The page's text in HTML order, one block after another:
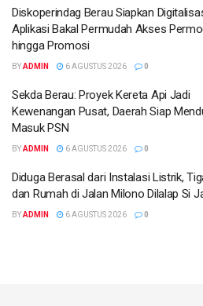
Diskoperindag Berau Siapkan
Aplikasi Bakal Permudah Akses
hingga Promosi
BYADMIN 6 AGUSTUS 2026 0
Sekda Berau: Proyek Kereta Api Jadi
Kewenangan Pusat, Daerah Siap
Masuk PSN
BYADMIN 6 AGUSTUS 2026 0
Diduga Berasal dari Instalasi Listrik,
dan Rumah di Jalan Milono Dilalap Si
BYADMIN 6 AGUSTUS 2026 0